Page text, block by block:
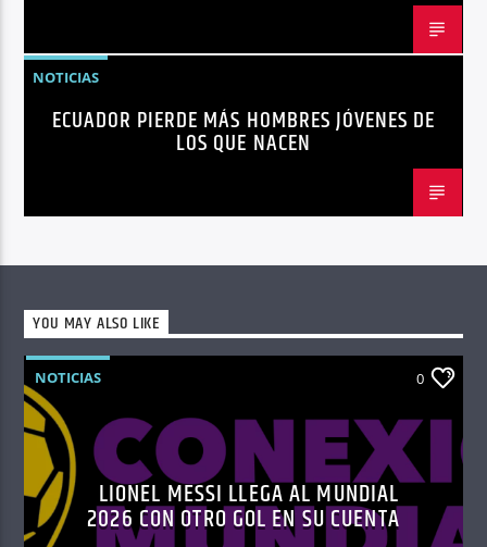
NOTICIAS
ECUADOR PIERDE MÁS HOMBRES JÓVENES DE
LOS QUE NACEN
YOU MAY ALSO LIKE
NOTICIAS 0
LIONEL MESSI LLEGA AL MUNDIAL
2026 CON OTRO GOL EN SU CUENTA